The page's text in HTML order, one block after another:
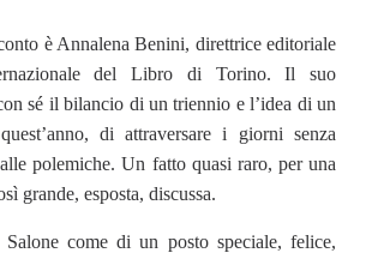
è Annalena Benini, direttrice editoriale
del Libro di Torino. Il suo
sé il bilancio di un triennio e l’idea di un
di attraversare i giorni senza
polemiche. Un fatto quasi raro, per una
grande, esposta, discussa.
come di un posto speciale, felice,